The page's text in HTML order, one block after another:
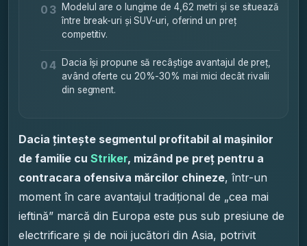
03 Modelul are o lungime de 4,62 metri și se situează
între break-uri și SUV-uri, oferind un preț
competitiv.
04 Dacia își propune să recâștige avantajul de preț,
având oferte cu 20%-30% mai mici decât rivalii
din segment.
Dacia țintește segmentul profitabil al mașinilor
de familie cu Striker, mizând pe preț pentru a
contracara ofensiva mărcilor chineze, într-un
moment în care avantajul tradițional de „cea mai
ieftină” marcă din Europa este pus sub presiune de
electrificare și de noii jucători din Asia, potrivit